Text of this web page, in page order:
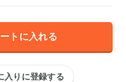
トに入れる
入りに登録する